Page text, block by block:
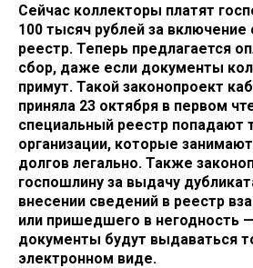
Сейчас коллекторы платят
100 тысяч рублей за включение
реестр. Теперь предлагается
сбор, даже если документы
примут. Такой законопроект
приняла 23 октября в первом
специальный реестр попадают
организации, которые
долгов легально. Также
госпошлину за выдачу
внесении сведений в реестр
или пришедшего в негодность
документы будут выдаваться
электронном виде.